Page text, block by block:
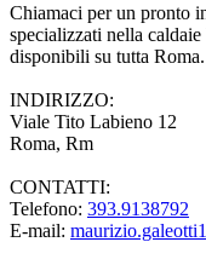
Chiamaci per un pronto
specializzati nella
disponibili su tutta Roma.
INDIRIZZO:
Viale Tito Labieno 12
Roma, Rm
CONTATTI:
Telefono: 393.9138792
E-mail: